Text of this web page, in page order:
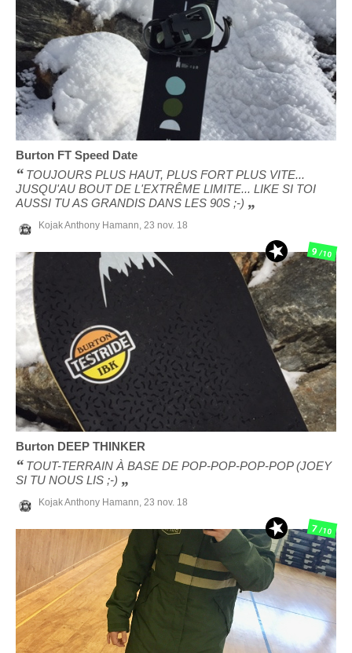
Burton FT Speed Date
TOUJOURS PLUS HAUT, PLUS FORT PLUS VITE...
JUSQU'AU BOUT DE L'EXTRÊME LIMITE... LIKE SI TOI
AUSSI TU AS GRANDIS DANS LES 90S ;-)
Kojak Anthony Hamann, 23 nov. 18
Burton DEEP THINKER
TOUT-TERRAIN À BASE DE POP-POP-POP-POP (JOEY
SI TU NOUS LIS ;-)
Kojak Anthony Hamann, 23 nov. 18
9/10
7/10